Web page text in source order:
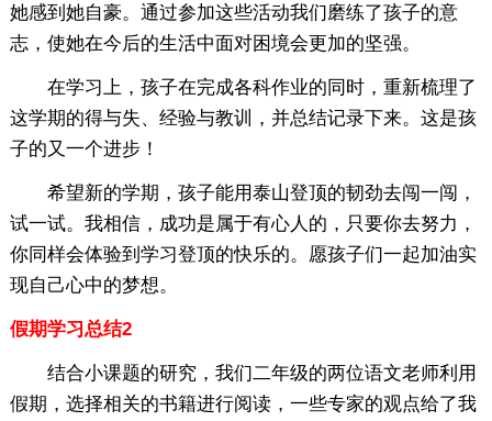
她感到她自豪。通过参加这些活动我们磨练了孩子的意
志，使她在今后的生活中面对困境会更加的坚强。
在学习上，孩子在完成各科作业的同时，重新梳理了
这学期的得与失、经验与教训，并总结记录下来。这是孩
子的又一个进步！
希望新的学期，孩子能用泰山登顶的韧劲去闯一闯，
试一试。我相信，成功是属于有心人的，只要你去努力，
你同样会体验到学习登顶的快乐的。愿孩子们一起加油实
现自己心中的梦想。
假期学习总结2
结合小课题的研究，我们二年级的两位语文老师利用
假期，选择相关的书籍进行阅读，一些专家的观点给了我